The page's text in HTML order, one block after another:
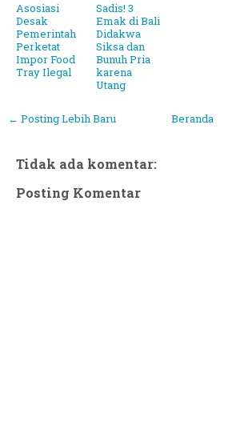
Asosiasi
Desak
Pemerintah
Perketat
Impor Food
Tray Ilegal
Sadis! 3
Emak di Bali
Didakwa
Siksa dan
Bunuh Pria
karena
Utang
← Posting Lebih Baru Beranda
Tidak ada komentar:
Posting Komentar